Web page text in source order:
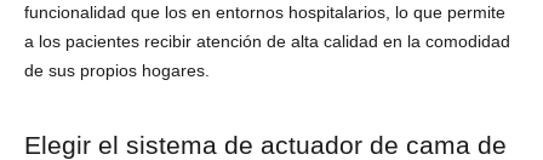
funcionalidad que los en entornos hospitalarios, lo que permite
a los pacientes recibir atención de alta calidad en la comodidad
de sus propios hogares.
Elegir el sistema de actuador de cama de